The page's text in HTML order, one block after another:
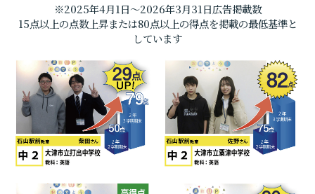
※2025年4月1日～2026年3月31日広告掲載数
15点以上の点数上昇または80点以上の得点を掲載の最低基準と
しています